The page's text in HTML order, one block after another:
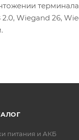
2.0, Wiegand 26,
питания и АКБ